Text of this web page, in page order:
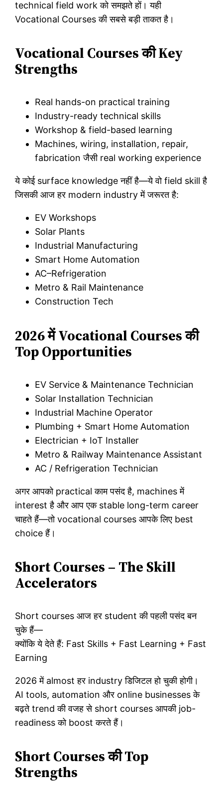
technical field work को समझते हों। यही
Vocational Courses की सबसे बड़ी ताकत है।
Vocational Courses की Key
Strengths
Real hands-on practical training
Industry-ready technical skills
Workshop & field-based learning
Machines, wiring, installation, repair,
fabrication जैसी real working experience
ये कोई surface knowledge नहीं है—ये वो field skill है
जिसकी आज हर modern industry में जरूरत है:
EV Workshops
Solar Plants
Industrial Manufacturing
Smart Home Automation
AC–Refrigeration
Metro & Rail Maintenance
Construction Tech
2026 में Vocational Courses की
Top Opportunities
EV Service & Maintenance Technician
Solar Installation Technician
Industrial Machine Operator
Plumbing + Smart Home Automation
Electrician + IoT Installer
Metro & Railway Maintenance Assistant
AC / Refrigeration Technician
अगर आपको practical काम पसंद है, machines में
interest है और आप एक stable long-term career
चाहते हैं—तो vocational courses आपके लिए best
choice हैं।
Short Courses – The Skill
Accelerators
Short courses आज हर student की पहली पसंद बन
चुके हैं—
क्योंकि ये देते हैं: Fast Skills + Fast Learning + Fast
Earning
2026 में almost हर industry डिजिटल हो चुकी होगी।
AI tools, automation और online businesses के
बढ़ते trend की वजह से short courses आपकी job-
readiness को boost करते हैं।
Short Courses की Top
Strengths